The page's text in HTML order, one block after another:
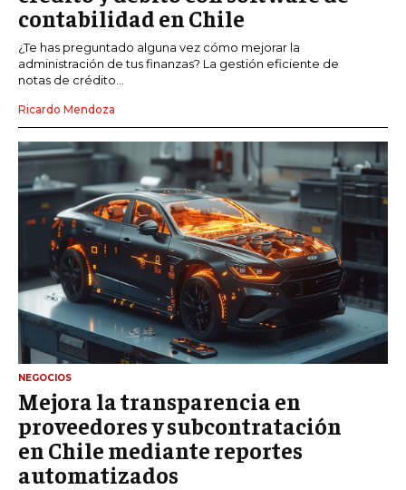
contabilidad en Chile
¿Te has preguntado alguna vez cómo mejorar la
administración de tus finanzas? La gestión eficiente de
notas de crédito...
Ricardo Mendoza
NEGOCIOS
Mejora la transparencia en
proveedores y subcontratación
en Chile mediante reportes
automatizados